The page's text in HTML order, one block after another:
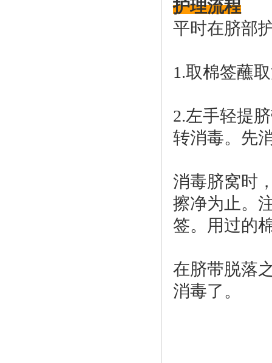
护理流程
平时在脐部
1.取棉签蘸
2.左手轻提
转消毒。先
消毒脐窝时
擦净为止。
签。用过的
在脐带脱落
消毒了。